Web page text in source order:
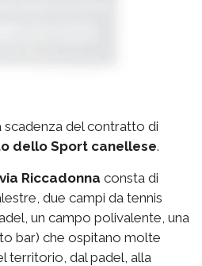
scadenza del contratto di
dello Sport canellese.
via Riccadonna consta di
due campi da tennis
un campo polivalente, una
bar) che ospitano molte
territorio, dal padel, alla